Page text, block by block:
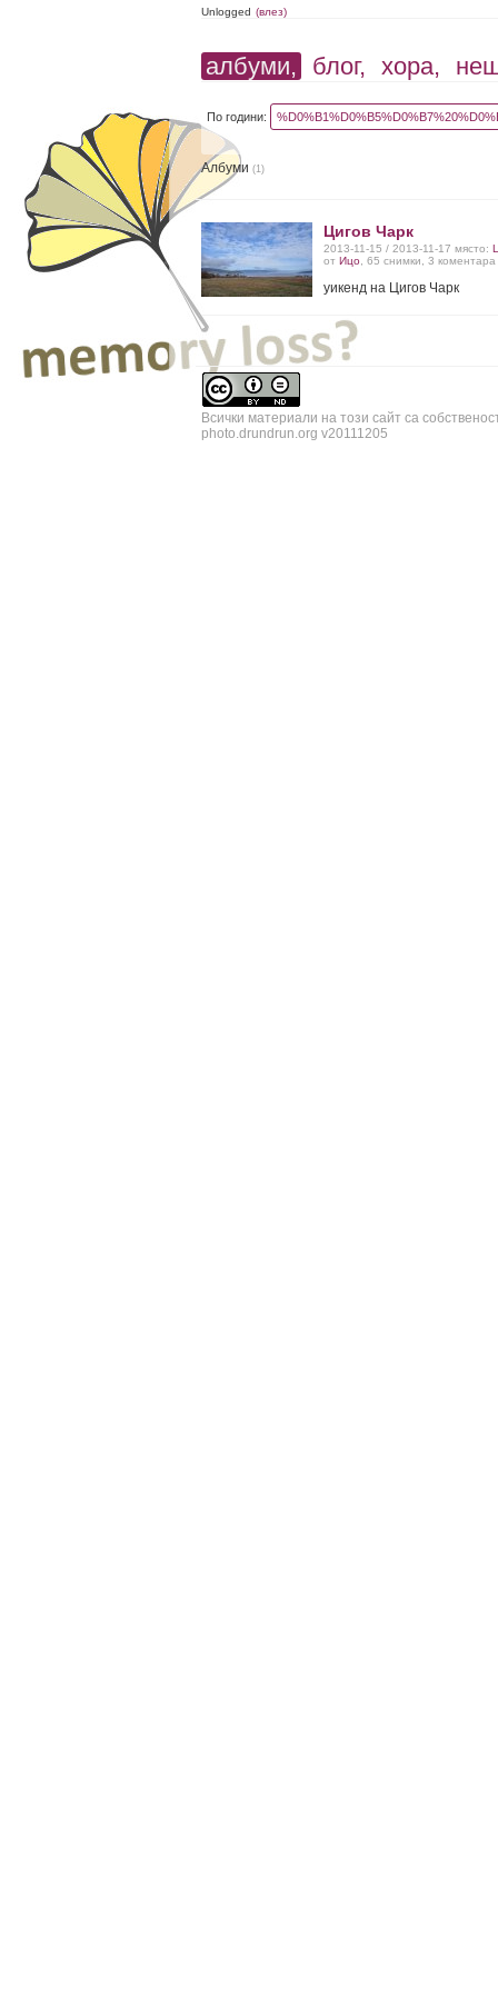
Unlogged (влез)
албуми, блог, хора,
По години:
Албуми(1)
Цигов Чарк
2013-11-15 / 2013-11-17 място:
отИцо , 65 снимки, 3 коментара
уикенд на Цигов Чарк
Всички материали на този сайт са
photo.drundrun.org v20111205